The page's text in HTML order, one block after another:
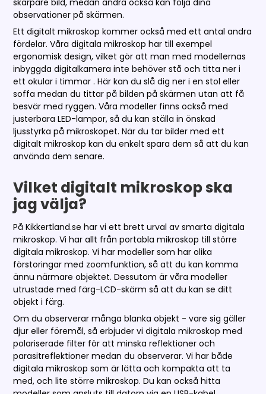
skarpare bild, medan andra också kan följa dina
observationer på skärmen.
Ett digitalt mikroskop kommer också med ett antal andra
fördelar. Våra digitala mikroskop har till exempel
ergonomisk design, vilket gör att man med modellernas
inbyggda digitalkamera inte behöver stå och titta ner i
ett okular i timmar . Här kan du slå dig ner i en stol eller
soffa medan du tittar på bilden på skärmen utan att få
besvär med ryggen. Våra modeller finns också med
justerbara LED-lampor, så du kan ställa in önskad
ljusstyrka på mikroskopet. När du tar bilder med ett
digitalt mikroskop kan du enkelt spara dem så att du kan
använda dem senare.
Vilket digitalt mikroskop ska
jag välja?
På Kikkertland.se har vi ett brett urval av smarta digitala
mikroskop. Vi har allt från portabla mikroskop till större
digitala mikroskop. Vi har modeller som har olika
förstoringar med zoomfunktion, så att du kan komma
ännu närmare objektet. Dessutom är våra modeller
utrustade med färg-LCD-skärm så att du kan se ditt
objekt i färg.
Om du observerar många blanka objekt - vare sig gäller
djur eller föremål, så erbjuder vi digitala mikroskop med
polariserade filter för att minska reflektioner och
parasitreflektioner medan du observerar. Vi har både
digitala mikroskop som är lätta och kompakta att ta
med, och lite större mikroskop. Du kan också hitta